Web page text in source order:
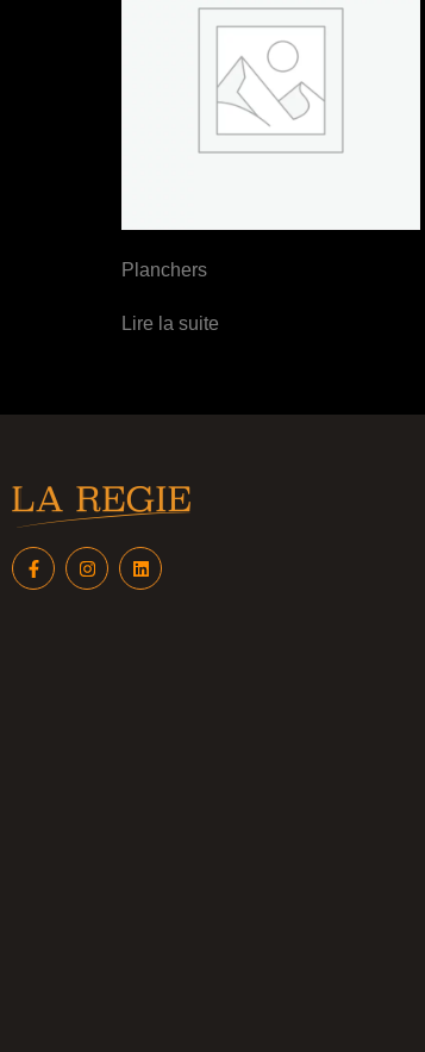
Planchers
Lire la suite